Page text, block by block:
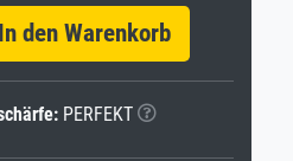
den Warenkorb
PERFEKT